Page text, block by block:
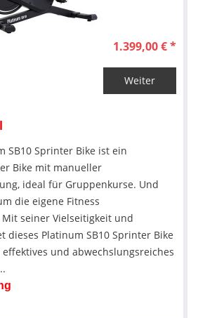
1.399,00 € *
Weiter
SB10 Sprinter Bike ist ein
Bike mit manueller
ideal für Gruppenkurse. Und
die eigene Fitness
seiner Vielseitigkeit und
dieses Platinum SB10 Sprinter Bike
und abwechslungsreiches